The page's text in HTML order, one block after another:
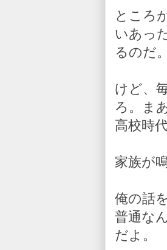
ところ
いあっ
るのだ。
けど、
ろ。ま
高校時
家族が
俺の話
普通な
だよ。